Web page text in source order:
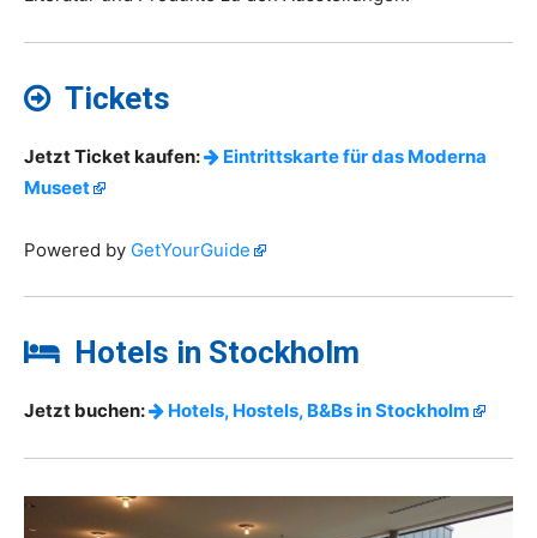
Tickets
Jetzt Ticket kaufen:
Eintrittskarte für das Moderna
Museet
Powered by GetYourGuide
Hotels in Stockholm
Jetzt buchen: Hotels, Hostels, B&Bs in Stockholm